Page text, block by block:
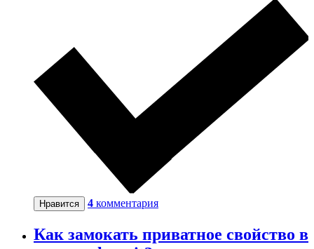
Нравится 4 комментария
Как замокать приватное свойство в